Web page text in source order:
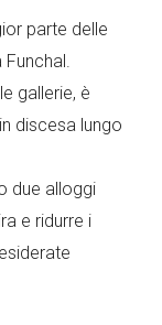
parte delle
Funchal.
gallerie, è
discesa lungo
due alloggi
e ridurre i